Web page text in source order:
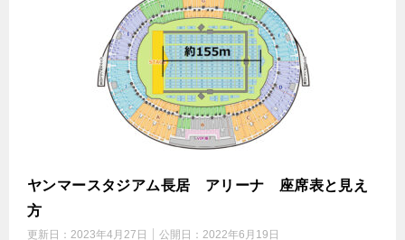
ヤンマースタジアム長居 アリーナ 座席表と見え
方
更新日： 2023年4月27日 公開日： 2022年6月19日